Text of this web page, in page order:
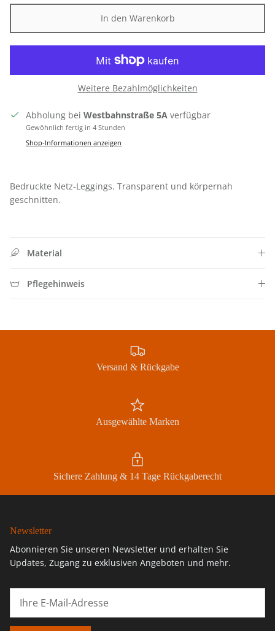
In den Warenkorb
Weitere Bezahlmöglichkeiten
Abholung bei Westbahnstraße 5A verfügbar
Gewöhnlich fertig in 4 Stunden
Shop-Informationen anzeigen
Bedruckte Netz-Leggings. Transparent und körpernah
geschnitten.
Material
Pflegehinweis
Versand & Rückgabe
Ausgewählte Marken
Sichere Zahlung & 14 Tage Rückgaberecht
Newsletter
Abonnieren Sie unseren Newsletter und erhalten Sie
Updates, Zugang zu exklusiven Angeboten und mehr.
SIGN UP FOR 10% OFF
Abonnieren